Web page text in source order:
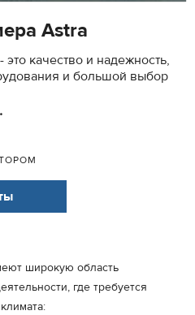
Astra
качество и надежность,
и большой выбор
широкую область
где требуется